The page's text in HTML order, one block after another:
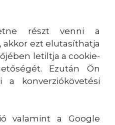
részt venni a
akkor ezt elutasíthatja
letiltja a cookie-
Ezután Ön
konverziókövetési
valamint a Google